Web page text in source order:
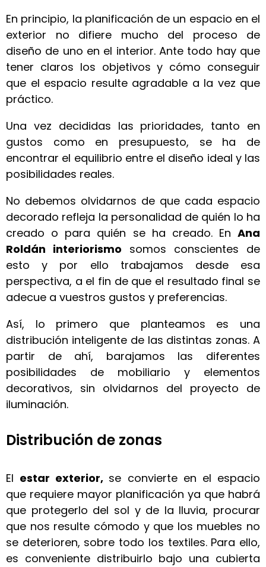
En principio, la planificación de un espacio en el
exterior no difiere mucho del proceso de
diseño de uno en el interior. Ante todo hay que
tener claros los objetivos y cómo conseguir
que el espacio resulte agradable a la vez que
práctico.
Una vez decididas las prioridades, tanto en
gustos como en presupuesto, se ha de
encontrar el equilibrio entre el diseño ideal y las
posibilidades reales.
No debemos olvidarnos de que cada espacio
decorado refleja la personalidad de quién lo ha
creado o para quién se ha creado. En Ana
Roldán interiorismo somos conscientes de
esto y por ello trabajamos desde esa
perspectiva, a el fin de que el resultado final se
adecue a vuestros gustos y preferencias.
Así, lo primero que planteamos es una
distribución inteligente de las distintas zonas. A
partir de ahí, barajamos las diferentes
posibilidades de mobiliario y elementos
decorativos, sin olvidarnos del proyecto de
iluminación.
Distribución de zonas
El estar exterior, se convierte en el espacio
que requiere mayor planificación ya que habrá
que protegerlo del sol y de la lluvia, procurar
que nos resulte cómodo y que los muebles no
se deterioren, sobre todo los textiles. Para ello,
es conveniente distribuirlo bajo una cubierta